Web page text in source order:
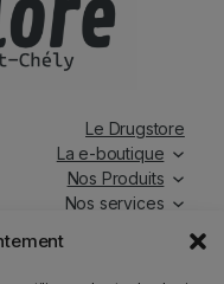
Le Drugstore
La e-boutique
Nos Produits
Nos services